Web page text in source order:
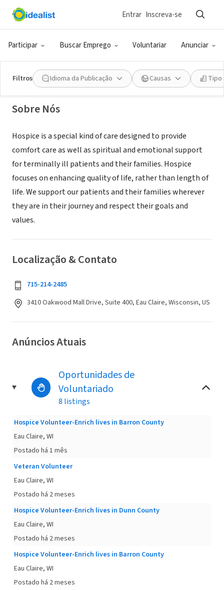
Participar Buscar Emprego Voluntariar Anunciar
Entrar Inscreva-se
Filtros Idioma da Publicação Causas Tipo
EMPRESA (ESG E NEGÓCIO SOCIAL)
Heartland Hospice (Gentiva)
WI |care/heartland-hospice/
Sobre Nós
Hospice is a special kind of care designed to provide
comfort care as well as spiritual and emotional support
for terminally ill patients and their families. Hospice
focuses on enhancing quality of life, rather than length of
life. We support our patients and their families wherever
they are in their journey and respect their goals and
values.
Localização & Contato
715-214-2485
3410 Oakwood Mall Drive, Suite 400, Eau Claire, Wisconsin, US
Anúncios Atuais
Oportunidades de
Voluntariado
8 listings
Hospice Volunteer-Enrich lives in Barron County
Eau Claire, WI
Postado há 1 mês
Veteran Volunteer
Eau Claire, WI
Postado há 2 meses
Hospice Volunteer-Enrich lives in Dunn County
Eau Claire, WI
Postado há 2 meses
Hospice Volunteer-Enrich lives in Barron County
Eau Claire, WI
Postado há 2 meses